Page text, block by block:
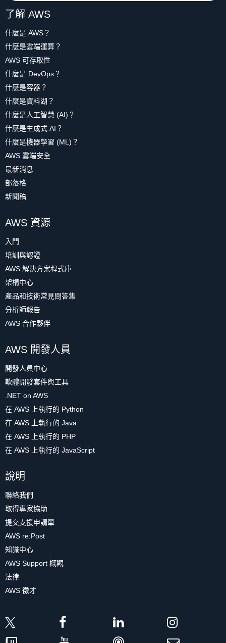
了解 AWS
什麼是 AWS？
什麼是雲端運算？
AWS 可存取性
什麼是 DevOps？
什麼是容器？
什麼是資料湖？
什麼是人工智慧 (AI)？
什麼是生成式 AI？
什麼是機器學習 (ML)？
AWS 雲端安全
最新消息
部落格
新聞稿
AWS 資源
入門
培訓與認證
AWS 解決方案程式庫
架構中心
產品和技術常見問答集
分析師報告
AWS 合作夥伴
AWS 開發人員
開發人員中心
軟體開發套件與工具
.NET on AWS
在 AWS 上執行的 Python
在 AWS 上執行的 Java
在 AWS 上執行的 PHP
在 AWS 上執行的 JavaScript
說明
聯絡我們
取得專家協助
提交支援申請單
AWS re:Post
知識中心
AWS Support 概觀
法律
AWS 徵才